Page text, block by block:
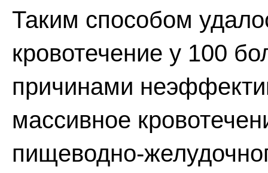
Таким способом
кровотечение у 100
причинами
массивное
пищеводно-